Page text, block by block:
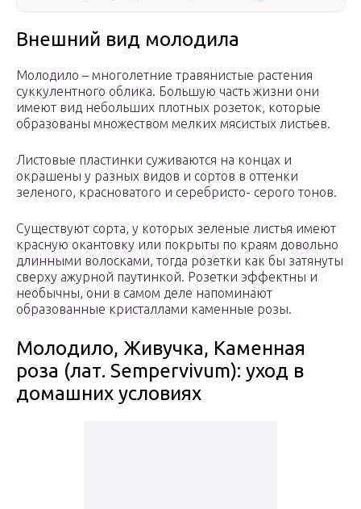
Внешний вид молодила
Молодило – многолетние травянистые растения
суккулентного облика. Большую часть жизни они
имеют вид небольших плотных розеток, которые
образованы множеством мелких мясистых листьев.
Листовые пластинки суживаются на концах и
окрашены у разных видов и сортов в оттенки
зеленого, красноватого и серебристо- серого тонов.
Существуют сорта, у которых зеленые листья имеют
красную окантовку или покрыты по краям довольно
длинными волосками, тогда розетки как бы затянуты
сверху ажурной паутинкой. Розетки эффектны и
необычны, они в самом деле напоминают
образованные кристаллами каменные розы.
Молодило, Живучка, Каменная
роза (лат. Sempervivum): уход в
домашних условиях